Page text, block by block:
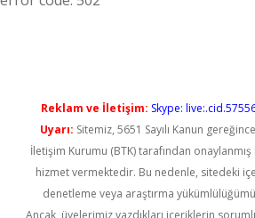
Reklam ve İletişim: Skype:
Uyarı: Sitemiz, 5651 Sayılı Kanun
İletişim Kurumu (BTK) tarafından onaylanmış
hizmet vermektedir. Bu nedenle, sitedeki
denetleme veya araştırma
Ancak, üyelerimiz yazdıkları içeriklerin